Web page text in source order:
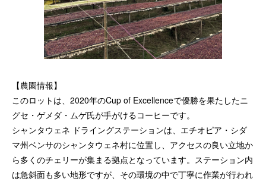
【農園情報】
このロットは、2020年のCup of Excellenceで優勝を果たしたニ
グセ・ゲメダ・ムゲ氏が手がけるコーヒーです。
シャンタウェネ ドライングステーションは、エチオピア・シダ
マ州ベンサのシャンタウェネ村に位置し、アクセスの良い立地か
ら多くのチェリーが集まる拠点となっています。ステーション内
は急斜面も多い地形ですが、その環境の中で丁寧に作業が行われ